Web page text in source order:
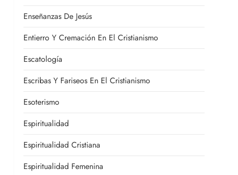
Enseñanzas De Jesús
Entierro Y Cremación En El Cristianismo
Escatología
Escribas Y Fariseos En El Cristianismo
Esoterismo
Espiritualidad
Espiritualidad Cristiana
Espiritualidad Femenina